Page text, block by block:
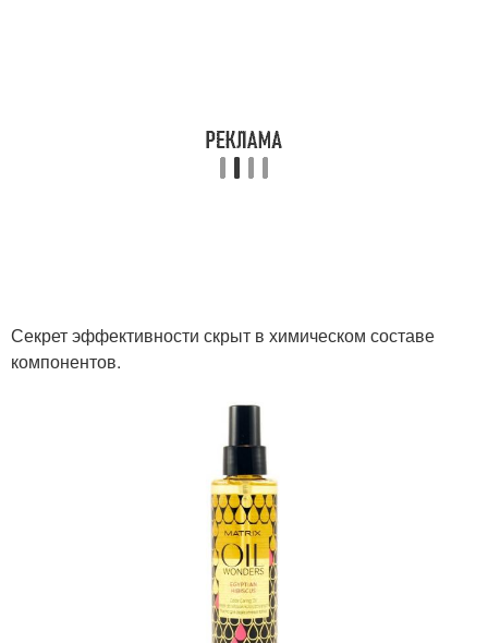
Секрет эффективности скрыт в химическом составе
компонентов.